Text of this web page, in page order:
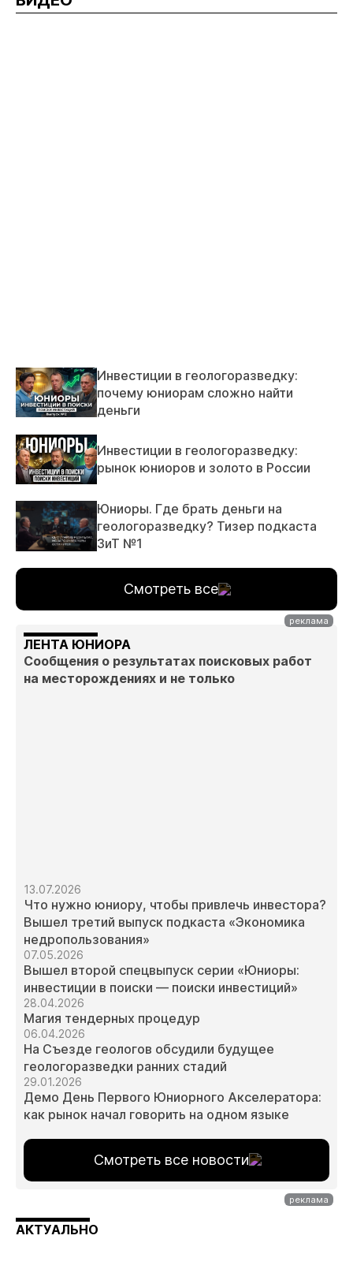
Инвестиции в геологоразведку:
почему юниорам сложно найти
деньги
Инвестиции в геологоразведку:
рынок юниоров и золото в России
Юниоры. Где брать деньги на
геологоразведку? Тизер подкаста
ЗиТ №1
Смотреть все
ЛЕНТА ЮНИОРА
Сообщения о результатах поисковых работ
на месторождениях и не только
13.07.2026
Что нужно юниору, чтобы привлечь инвестора?
Вышел третий выпуск подкаста «Экономика
недропользования»
07.05.2026
Вышел второй спецвыпуск серии «Юниоры:
инвестиции в поиски — поиски инвестиций»
28.04.2026
Магия тендерных процедур
06.04.2026
На Съезде геологов обсудили будущее
геологоразведки ранних стадий
29.01.2026
Демо День Первого Юниорного Акселератора:
как рынок начал говорить на одном языке
Смотреть все новости
АКТУАЛЬНО